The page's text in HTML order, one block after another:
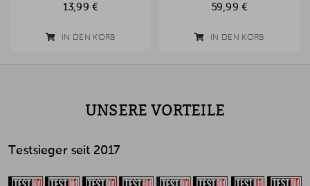
13,99 €
IN DEN KORB
59,99 €
IN DEN KORB
UNSERE VORTEILE
Testsieger seit 2017